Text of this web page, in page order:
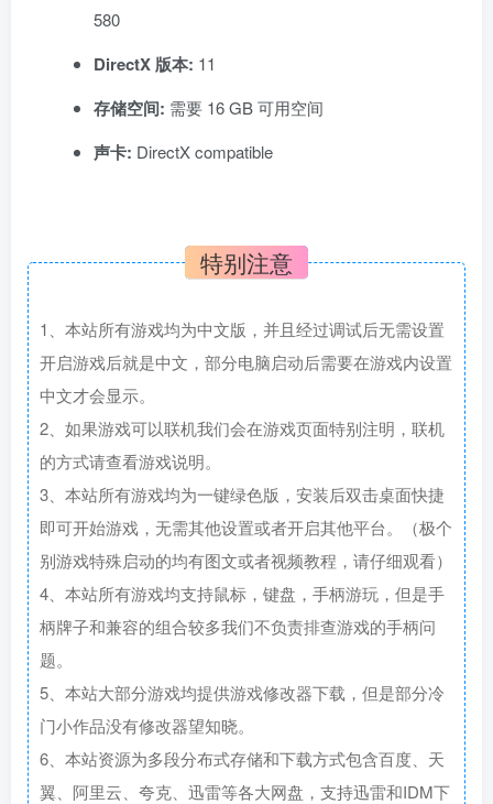
580
DirectX 版本: 11
存储空间: 需要 16 GB 可用空间
声卡: DirectX compatible
特别注意
1、本站所有游戏均为中文版，并且经过调试后无需设置
开启游戏后就是中文，部分电脑启动后需要在游戏内设置
中文才会显示。
2、如果游戏可以联机我们会在游戏页面特别注明，联机
的方式请查看游戏说明。
3、本站所有游戏均为一键绿色版，安装后双击桌面快捷
即可开始游戏，无需其他设置或者开启其他平台。（极个
别游戏特殊启动的均有图文或者视频教程，请仔细观看）
4、本站所有游戏均支持鼠标，键盘，手柄游玩，但是手
柄牌子和兼容的组合较多我们不负责排查游戏的手柄问
题。
5、本站大部分游戏均提供游戏修改器下载，但是部分冷
门小作品没有修改器望知晓。
6、本站资源为多段分布式存储和下载方式包含百度、天
翼、阿里云、夸克、迅雷等各大网盘，支持迅雷和IDM下